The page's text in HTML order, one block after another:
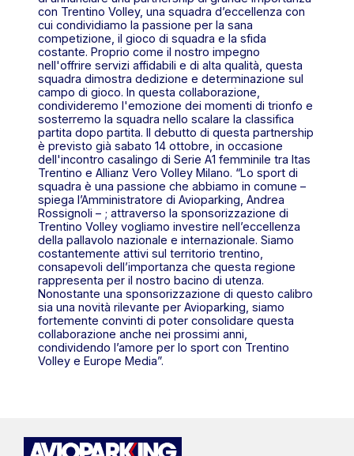
con Trentino Volley, una squadra d’eccellenza con
cui condividiamo la passione per la sana
competizione, il gioco di squadra e la sfida
costante. Proprio come il nostro impegno
nell'offrire servizi affidabili e di alta qualità, questa
squadra dimostra dedizione e determinazione sul
campo di gioco. In questa collaborazione,
condivideremo l'emozione dei momenti di trionfo e
sosterremo la squadra nello scalare la classifica
partita dopo partita. Il debutto di questa partnership
è previsto già sabato 14 ottobre, in occasione
dell'incontro casalingo di Serie A1 femminile tra Itas
Trentino e Allianz Vero Volley Milano. “Lo sport di
squadra è una passione che abbiamo in comune –
spiega l’Amministratore di Avioparking, Andrea
Rossignoli – ; attraverso la sponsorizzazione di
Trentino Volley vogliamo investire nell’eccellenza
della pallavolo nazionale e internazionale. Siamo
costantemente attivi sul territorio trentino,
consapevoli dell’importanza che questa regione
rappresenta per il nostro bacino di utenza.
Nonostante una sponsorizzazione di questo calibro
sia una novità rilevante per Avioparking, siamo
fortemente convinti di poter consolidare questa
collaborazione anche nei prossimi anni,
condividendo l’amore per lo sport con Trentino
Volley e Europe Media”.